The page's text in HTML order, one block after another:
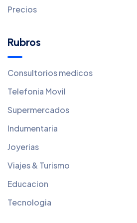
Precios
Rubros
Consultorios medicos
Telefonia Movil
Supermercados
Indumentaria
Joyerias
Viajes & Turismo
Educacion
Tecnologia